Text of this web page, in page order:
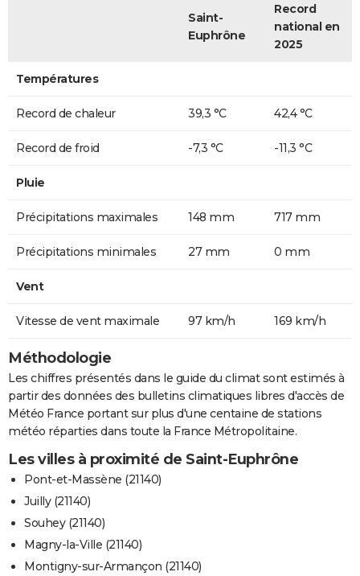
Saint-
Euphrône
Record
national en
2025
Températures
Record de chaleur 39,3 °C 42,4 °C
Record de froid -7,3 °C -11,3 °C
Pluie
Précipitations maximales 148 mm 717 mm
Précipitations minimales 27 mm 0 mm
Vent
Vitesse de vent maximale 97 km/h 169 km/h
Méthodologie
Les chiffres présentés dans le guide du climat sont estimés à
partir des données des bulletins climatiques libres d'accès de
Météo France portant sur plus d'une centaine de stations
météo réparties dans toute la France Métropolitaine.
Les villes à proximité de Saint-Euphrône
Pont-et-Massène (21140)
Juilly (21140)
Souhey (21140)
Magny-la-Ville (21140)
Montigny-sur-Armançon (21140)